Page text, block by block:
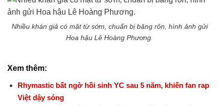
Nhiều khán giả có mặt từ sớm, chuẩn bị băng rôn, hình ảnh gửi
Hoa hậu Lê Hoàng Phương.
Xem thêm:
Rhymastic bất ngờ hồi sinh YC sau 5 năm, khiến fan rap
Việt dậy sóng